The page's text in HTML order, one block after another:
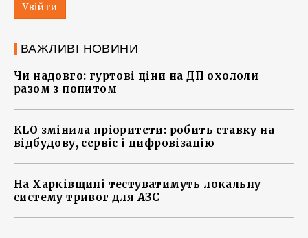
Увійти
ВАЖЛИВІ НОВИНИ
Чи надовго: гуртові ціни на ДП охололи
разом з попитом
KLO змінила пріоритети: робить ставку на
відбудову, сервіс і цифровізацію
На Харківщині тестуватимуть локальну
систему тривог для АЗС